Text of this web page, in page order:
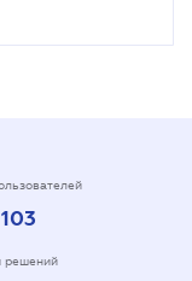
решений